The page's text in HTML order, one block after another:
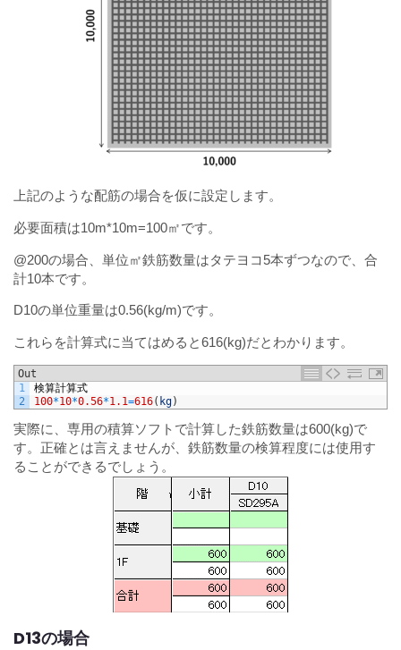
上記のような配筋の場合を仮に設定します。
必要面積は10m*10m=100㎡です。
@200の場合、単位㎡鉄筋数量はタテヨコ5本ずつなので、合
計10本です。
D10の単位重量は0.56(kg/m)です。
これらを計算式に当てはめると616(kg)だとわかります。
Out
1
2
検算計算式
100*10*0.56*1.1=616( kg)
実際に、専用の積算ソフトで計算した鉄筋数量は600(kg)で
す。正確とは言えませんが、鉄筋数量の検算程度には使用す
ることができるでしょう。
D13の場合